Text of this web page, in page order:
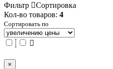
Фильтр
Сортировка
Кол-во товаров: 4
Сортировать по
×